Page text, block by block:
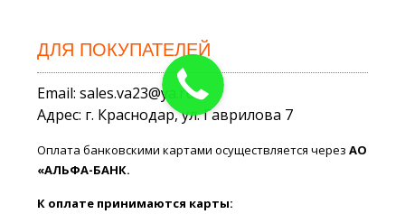
ДЛЯ ПОКУПАТЕЛЕЙ
Email: sales.va23@ya.ru
Адрес: г. Краснодар, ул. Гаврилова 7
Оплата банковскими картами осуществляется черезАО
«АЛЬФА-БАНК.
К оплате принимаются карты: